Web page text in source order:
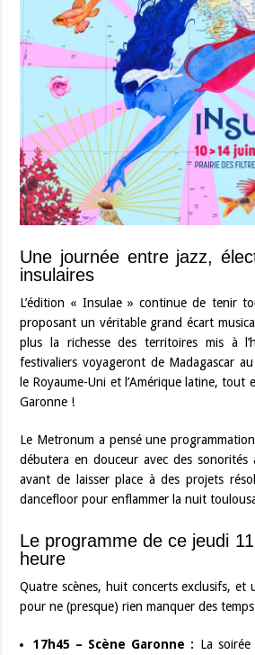
Une journée entre jazz,
insulaires
L’édition « Insulae » continue de tenir
proposant un véritable grand écart
plus la richesse des territoires mis à
festivaliers voyageront de Madagascar
le Royaume-Uni et l’Amérique latine, tout
Garonne !
Le Metronum a pensé une
débutera en douceur avec des sonorités
avant de laisser place à des projets
dancefloor pour enflammer la nuit
Le programme de ce jeudi
heure
Quatre scènes, huit concerts exclusifs, et
pour ne (presque) rien manquer des
17h45 – Scène Garonne : La soirée